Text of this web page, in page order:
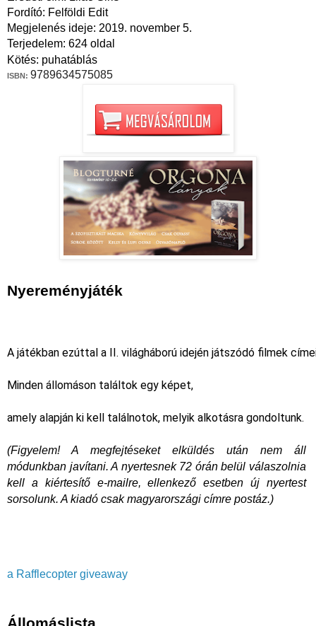
Fordító: Felföldi Edit
Megjelenés ideje: 2019. november 5.
Terjedelem: 624 oldal
Kötés: puhatáblás
ISBN: 9789634575085
Nyereményjáték
A játékban ezúttal a II. világháború idején játszódó filmek
Minden állomáson találtok egy képet,
amely alapján ki kell találnotok, melyik alkotásra gondoltunk.
(Figyelem! A megfejtéseket elküldés után nem áll
módunkban javítani. A nyertesnek 72 órán belül válaszolnia
kell a kiértesítő e-mailre, ellenkező esetben új nyertest
sorsolunk. A kiadó csak magyarországi címre postáz.)
a Rafflecopter giveaway